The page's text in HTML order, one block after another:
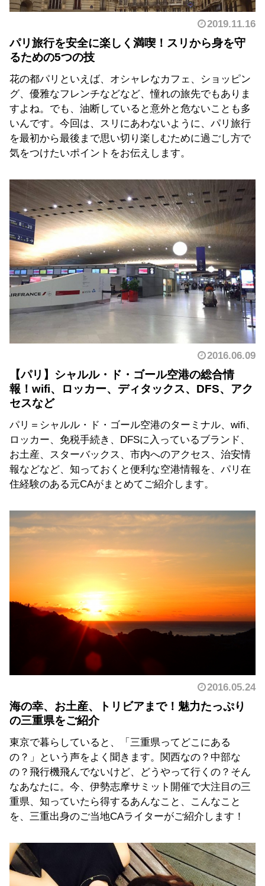
2019.11.16
パリ旅行を安全に楽しく満喫！スリから身を守
るための5つの技
花の都パリといえば、オシャレなカフェ、ショッピン
グ、優雅なフレンチなどなど、憧れの旅先でもありま
すよね。でも、油断していると意外と危ないことも多
いんです。今回は、スリにあわないように、パリ旅行
を最初から最後まで思い切り楽しむために過ごし方で
気をつけたいポイントをお伝えします。
2016.06.09
【パリ】シャルル・ド・ゴール空港の総合情
報！wifi、ロッカー、ディタックス、DFS、アク
セスなど
パリ＝シャルル・ド・ゴール空港のターミナル、wifi、
ロッカー、免税手続き、DFSに入っているブランド、
お土産、スターバックス、市内へのアクセス、治安情
報などなど、知っておくと便利な空港情報を、パリ在
住経験のある元CAがまとめてご紹介します。
2016.05.24
海の幸、お土産、トリビアまで！魅力たっぷり
の三重県をご紹介
東京で暮らしていると、「三重県ってどこにある
の？」という声をよく聞きます。関西なの？中部な
の？飛行機飛んでないけど、どうやって行くの？そん
なあなたに。今、伊勢志摩サミット開催で大注目の三
重県、知っていたら得するあんなこと、こんなこと
を、三重出身のご当地CAライターがご紹介します！